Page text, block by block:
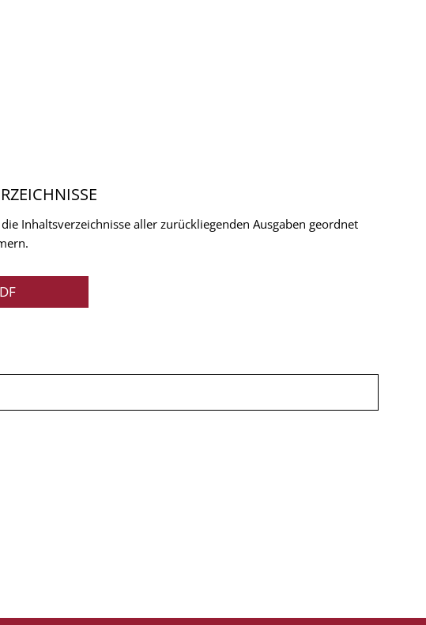
Inhaltsverzeichnisse aller zurückliegenden Ausgaben geordnet